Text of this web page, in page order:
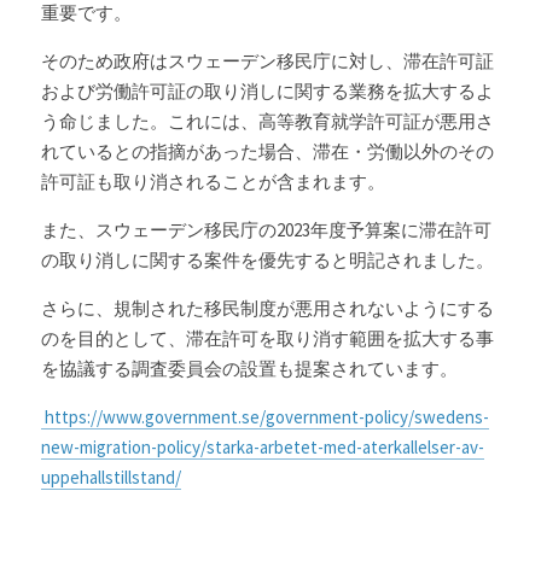
重要です。
そのため政府はスウェーデン移民庁に対し、滞在許可証
および労働許可証の取り消しに関する業務を拡大するよ
う命じました。これには、高等教育就学許可証が悪用さ
れているとの指摘があった場合、滞在・労働以外のその
許可証も取り消されることが含まれます。
また、スウェーデン移民庁の2023年度予算案に滞在許可
の取り消しに関する案件を優先すると明記されました。
さらに、規制された移民制度が悪用されないようにする
のを目的として、滞在許可を取り消す範囲を拡大する事
を協議する調査委員会の設置も提案されています。
new-migration-policy/starka-arbetet-med-aterkallelser-av-
uppehallstillstand/